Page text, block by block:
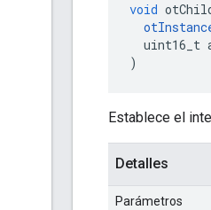
void
uint16_t
)
Establece el
Detalles
Parámetros